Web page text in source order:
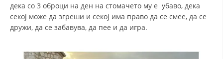
дека со 3 оброци на ден на стомачето му е убаво, дека
секој може да згреши и секој има право да се смее, да се
дружи, да се забавува, да пее и да игра.